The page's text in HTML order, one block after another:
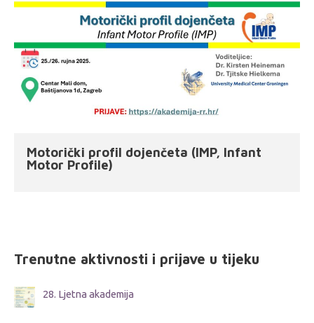
Motorički profil dojenčeta (IMP, Infant
Motor Profile)
Trenutne aktivnosti i prijave u tijeku
28. Ljetna akademija